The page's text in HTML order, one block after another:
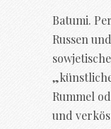
Batumi.
Russen
Rummel
und